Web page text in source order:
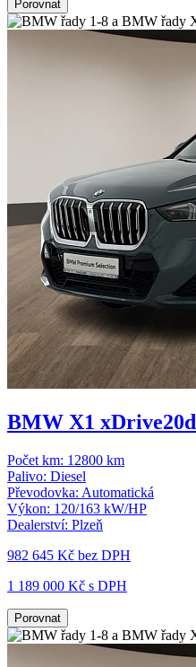
Porovnat
BMW X1 xDrive20d
Počet km: 12800 km
Palivo: Diesel
Převodovka: Automatická
Výkon: 120/163 kW/HP
Dealerství: Plzeň
982 645 Kč bez DPH
1 189 000 Kč s DPH
Porovnat